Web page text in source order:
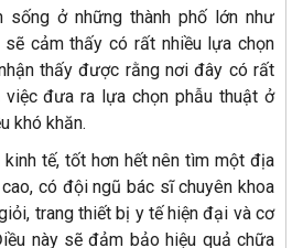
sống ở những thành phố lớn như
cảm thấy có rất nhiều lựa chọn
thấy được rằng nơi đây có rất
đưa ra lựa chọn phẫu thuật ở
khó khăn.
kinh tế, tốt hơn hết nên tìm một địa
có đội ngũ bác sĩ chuyên khoa
trang thiết bị y tế hiện đại và cơ
này sẽ đảm bảo hiệu quả chữa